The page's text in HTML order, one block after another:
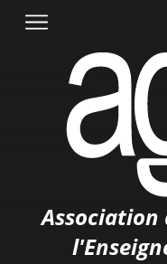
Association